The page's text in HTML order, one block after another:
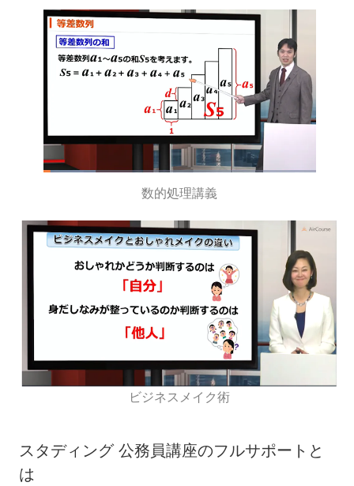
数的処理講義
ビジネスメイク術
スタディング 公務員講座のフルサポートと
は